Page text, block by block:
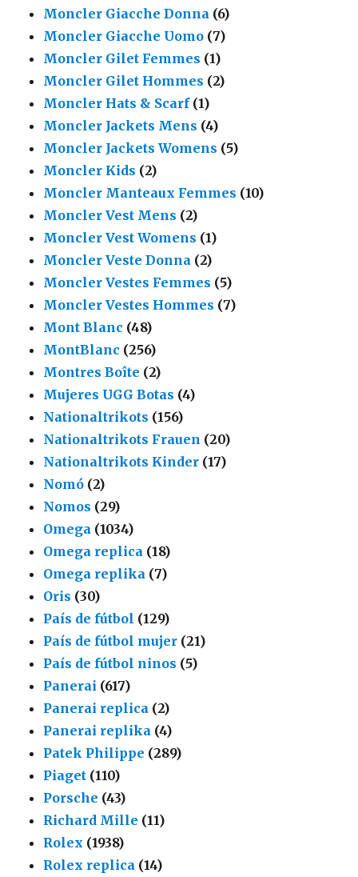
Moncler Giacche Donna (6)
Moncler Giacche Uomo (7)
Moncler Gilet Femmes (1)
Moncler Gilet Hommes (2)
Moncler Hats & Scarf (1)
Moncler Jackets Mens (4)
Moncler Jackets Womens (5)
Moncler Kids (2)
Moncler Manteaux Femmes (10)
Moncler Vest Mens (2)
Moncler Vest Womens (1)
Moncler Veste Donna (2)
Moncler Vestes Femmes (5)
Moncler Vestes Hommes (7)
Mont Blanc (48)
MontBlanc (256)
Montres Boîte (2)
Mujeres UGG Botas (4)
Nationaltrikots (156)
Nationaltrikots Frauen (20)
Nationaltrikots Kinder (17)
Nomó (2)
Nomos (29)
Omega (1034)
Omega replica (18)
Omega replika (7)
Oris (30)
País de fútbol (129)
País de fútbol mujer (21)
País de fútbol ninos (5)
Panerai (617)
Panerai replica (2)
Panerai replika (4)
Patek Philippe (289)
Piaget (110)
Porsche (43)
Richard Mille (11)
Rolex (1938)
Rolex replica (14)